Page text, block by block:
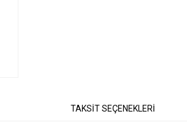
TAKSİT SEÇENEKLERİ